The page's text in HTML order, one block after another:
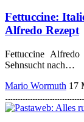
Fettuccine:
Alfredo Rezept
Fettuccine
Sehnsucht nach…
Mario Wormuth 17